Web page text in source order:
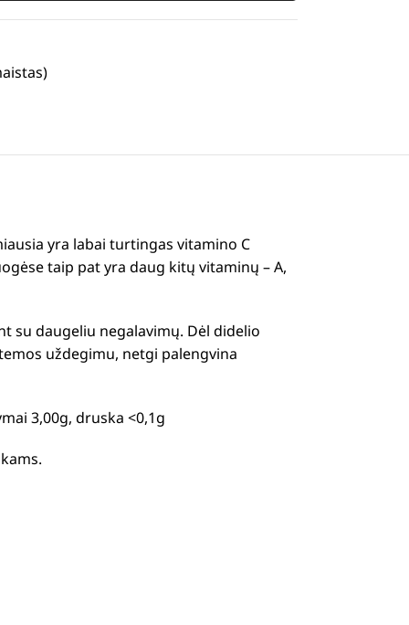
yra labai turtingas vitamino C
taip pat yra daug kitų vitaminų – A,
su daugeliu negalavimų. Dėl didelio
uždegimu, netgi palengvina
3,00g, druska <0,1g